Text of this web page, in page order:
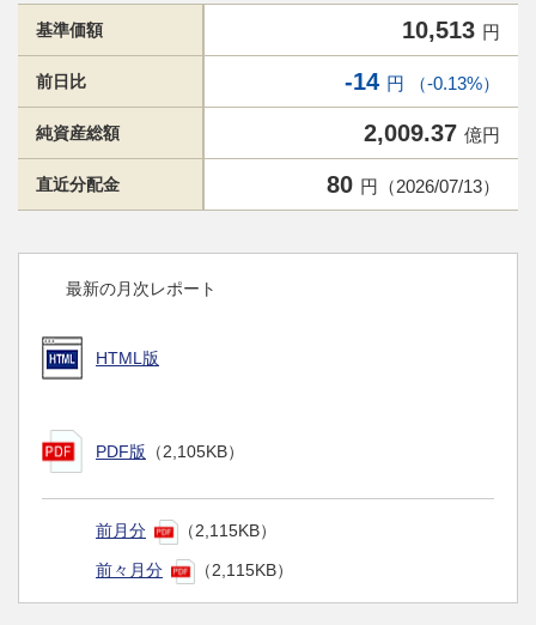
基準価額 10,513 円
前日比 -14 円 （-0.13%）
純資産総額 2,009.37 億円
直近分配金 80 円（2026/07/13）
最新の月次レポート
HTML版
PDF版 （2,105KB）
前月分 （2,115KB）
前々月分 （2,115KB）